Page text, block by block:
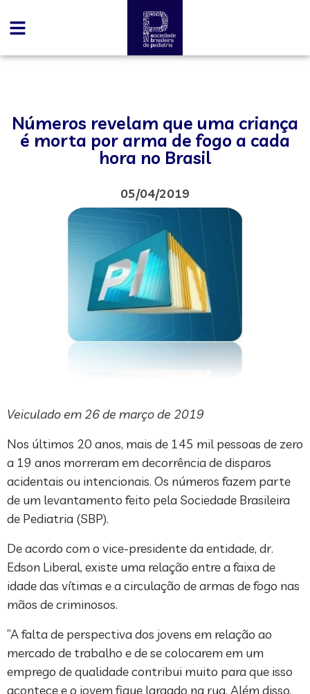
Números revelam que uma criança
é morta por arma de fogo a cada
hora no Brasil
05/04/2019
Veiculado em 26 de março de 2019
Nos últimos 20 anos, mais de 145 mil pessoas de zero
a 19 anos morreram em decorrência de disparos
acidentais ou intencionais. Os números fazem parte
de um levantamento feito pela Sociedade Brasileira
de Pediatria (SBP).
De acordo com o vice-presidente da entidade, dr.
Edson Liberal, existe uma relação entre a faixa de
idade das vítimas e a circulação de armas de fogo nas
mãos de criminosos.
“A falta de perspectiva dos jovens em relação ao
mercado de trabalho e de se colocarem em um
emprego de qualidade contribui muito para que isso
acontece e o jovem fique largado na rua. Além disso,